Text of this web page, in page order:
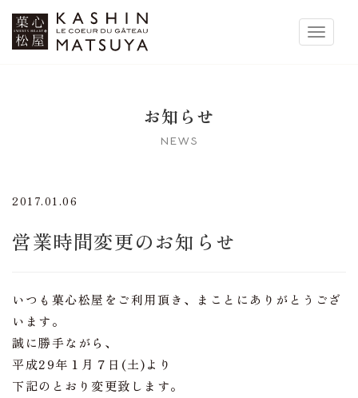
お知らせ
NEWS
2017.01.06
営業時間変更のお知らせ
いつも菓心松屋をご利用頂き、まことにありがとうござ
います。
誠に勝手ながら、
平成29年１月７日(土)より
下記のとおり変更致します。